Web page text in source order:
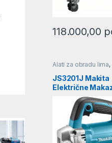
118.000,00
Alati za obradu lima,
JS3201J Makita
Električne
lim 710W l